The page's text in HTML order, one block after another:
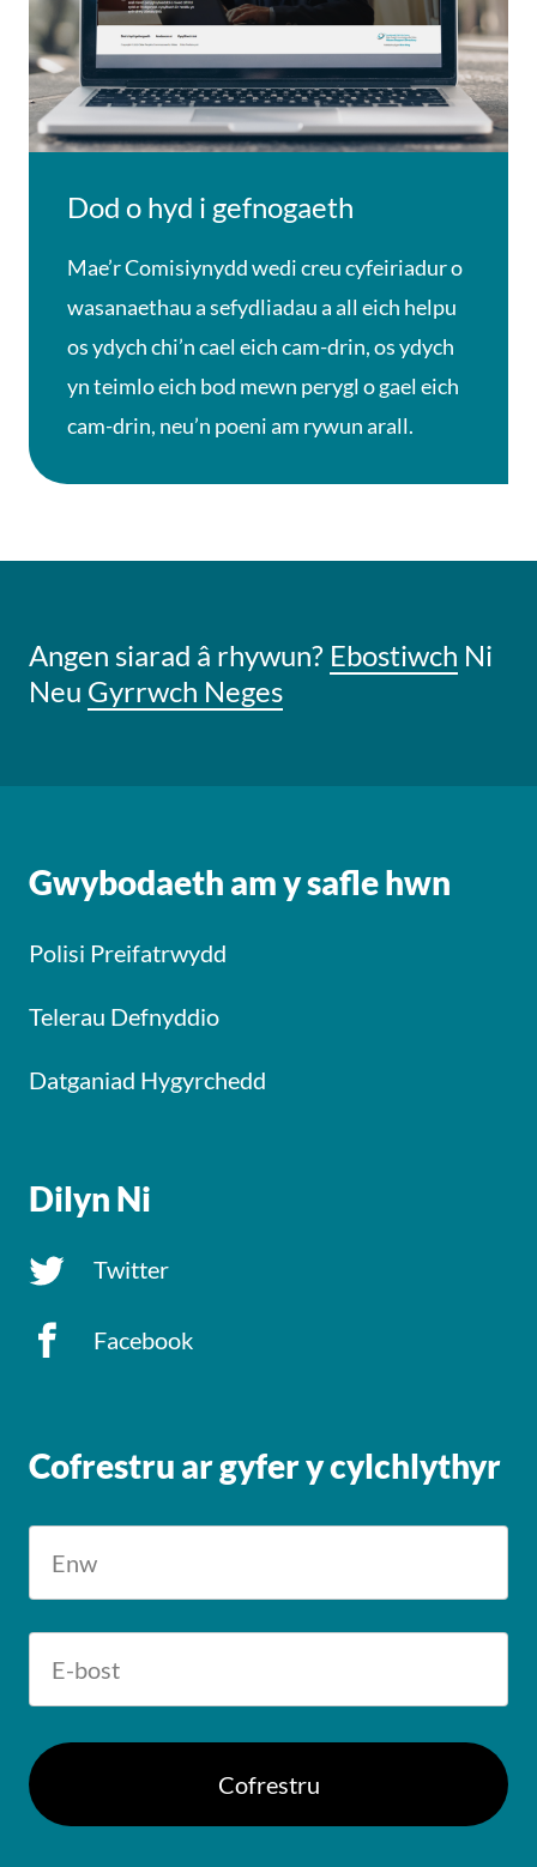
Dod o hyd i gefnogaeth
Mae’r Comisiynydd wedi creu cyfeiriadur o
wasanaethau a sefydliadau a all eich helpu
os ydych chi’n cael eich cam-drin, os ydych
yn teimlo eich bod mewn perygl o gael eich
cam-drin, neu’n poeni am rywun arall.
Angen siarad â rhywun? Ebostiwch Ni
Neu Gyrrwch Neges
Gwybodaeth am y safle hwn
Polisi Preifatrwydd
Telerau Defnyddio
Datganiad Hygyrchedd
Dilyn Ni
Twitter
Facebook
Cofrestru ar gyfer y cylchlythyr